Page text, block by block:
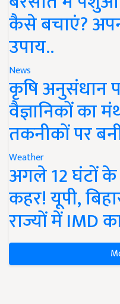
कैसे बचाएं?
उपाय..
News
कृषि अनुसंधान
वैज्ञानिकों का
तकनीकों पर
Weather
अगले 12 घंटों के
कहर! यूपी,
राज्यों में IMD